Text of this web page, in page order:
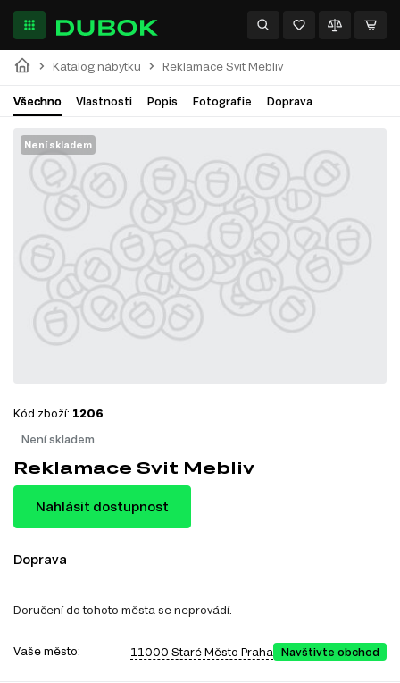
Katalog nábytku Reklamace Svit Mebliv
Všechno Vlastnosti Popis Fotografie Doprava
Není skladem
Není skladem
Kód zboží: 1206
Reklamace Svit Mebliv
Nahlásit dostupnost
Doprava
Doručení do tohoto města se neprovádí.
Vaše město: 11000 Staré Město Praha Navštivte obchod